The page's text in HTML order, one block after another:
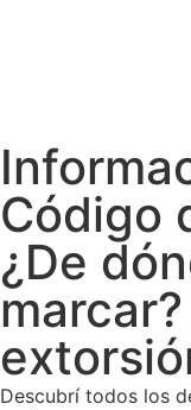
Código
¿De
Descubrí todos los